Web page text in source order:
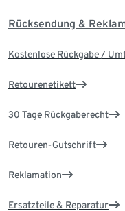
Rücksendung &
Kostenlose Rückgabe /
Retourenetikett
30 Tage Rückgaberecht
Retouren-Gutschrift
Reklamation
Ersatzteile & Reparatur